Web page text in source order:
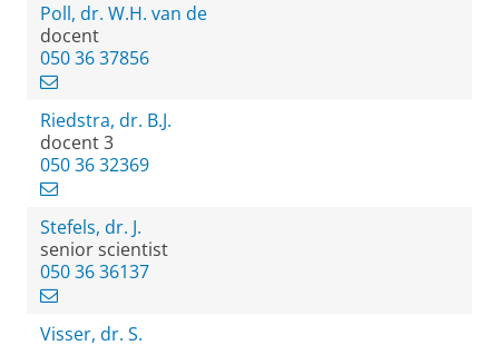
Poll, dr. W.H. van de
docent
050 36 37856
Riedstra, dr. B.J.
docent 3
050 36 32369
Stefels, dr. J.
senior scientist
050 36 36137
Visser, dr. S.